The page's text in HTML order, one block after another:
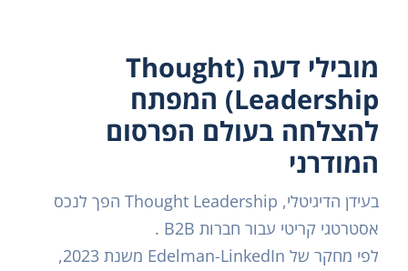
מובילי דעה (Thought
Leadership) המפתח
להצלחה בעולם הפרסום
המודרני
בעידן הדיגיטלי, Thought Leadership הפך לנכס
אסטרטגי קריטי עבור חברות B2B .
לפי מחקר של Edelman-LinkedIn משנת 2023,